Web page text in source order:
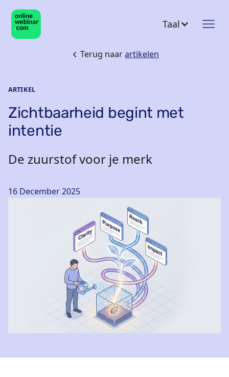
Taal
Terug naarartikelen
ARTIKEL
Zichtbaarheid begint met
intentie
De zuurstof voor je merk
16 December 2025